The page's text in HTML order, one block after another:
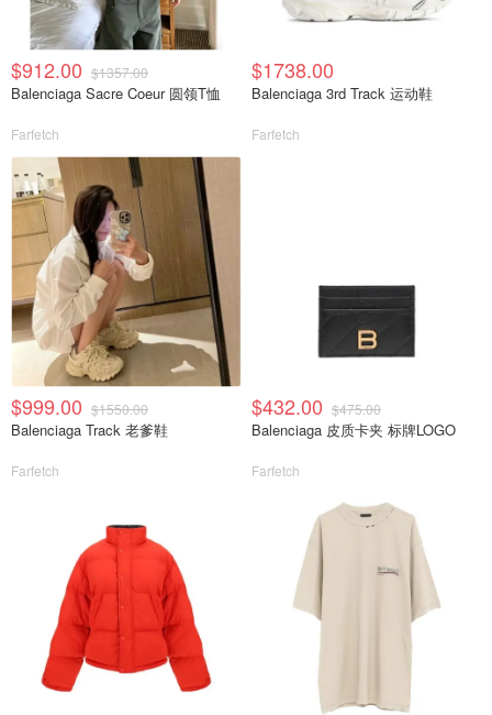
$912.00 $1357.00
Balenciaga Sacre Coeur 圆领T恤
Farfetch
$1738.00
Balenciaga 3rd Track 运动鞋
Farfetch
$999.00 $1550.00
Balenciaga Track 老爹鞋
Farfetch
$432.00 $475.00
Balenciaga 皮质卡夹 标牌LOGO
Farfetch